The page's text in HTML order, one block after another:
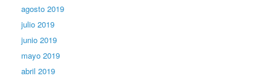
agosto 2019
julio 2019
junio 2019
mayo 2019
abril 2019